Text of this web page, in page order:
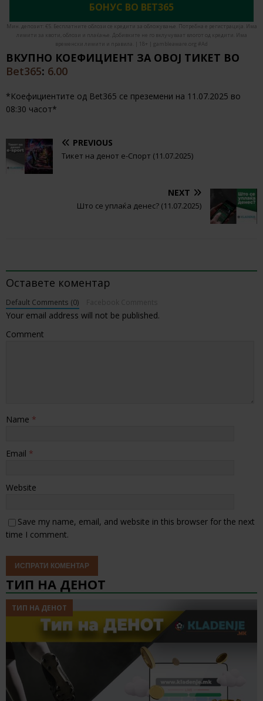
БОНУС ВО BET365
Мин. депозит: €5. Бесплатните облози се кредити за обложување. Потребна е регистрација. Има
лимити за квоти, облози и плаќање. Добивките не го вклучуваат влогот од кредити. Има
временски лимити и правила. | 18+ | gambleaware.org #Ad
ВКУПНО КОЕФИЦИЕНТ ЗА ОВОЈ ТИКЕТ ВО
Bet365: 6.00
*Коефициентите од Bet365 се преземени на 11.07.2025 во
08:30 часот*
PREVIOUS
Тикет на денот е-Спорт (11.07.2025)
NEXT
Што се уплаќа денес? (11.07.2025)
Оставете коментар
Default Comments (0)
Your email address will not be published.
Comment
Name *
Email *
Website
Save my name, email, and website in this browser for the next
time I comment.
ТИП НА ДЕНОТ
ТИП НА ДЕНОТ